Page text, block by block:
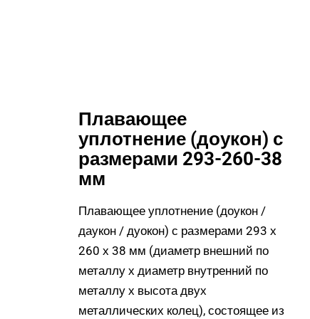
Плавающее
уплотнение (доукон) с
размерами 293-260-38
мм
Плавающее уплотнение (доукон /
даукон / дуокон) с размерами 293 х
260 х 38 мм (диаметр внешний по
металлу х диаметр внутренний по
металлу х высота двух
металлических колец), состоящее из